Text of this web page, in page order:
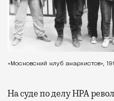
«Московский клуб анархистов»,
На суде по делу НРА